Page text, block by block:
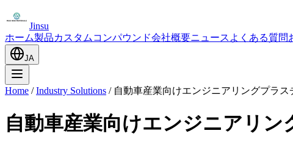
Jinsu
ホーム製品カスタムコンパウンド会社概要ニュース よくある質問
JA
Home /Industry Solutions / 自動車産業向けエンジニアリングプラ
自動車産業向けエンジニアリ